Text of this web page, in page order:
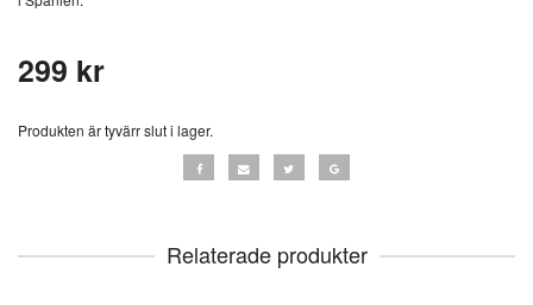
299 kr
Produkten är tyvärr slut i lager.
Relaterade produkter